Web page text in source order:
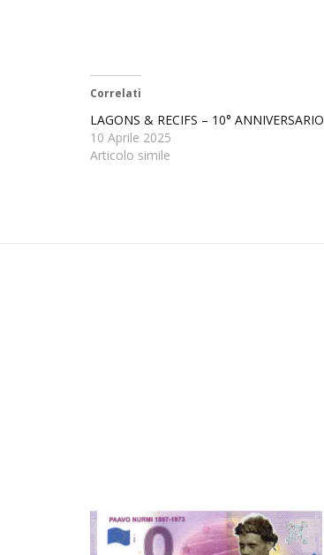
Correlati
LAGONS & RECIFS – 10° ANNIVERSARIO
10 Aprile 2025
Articolo simile